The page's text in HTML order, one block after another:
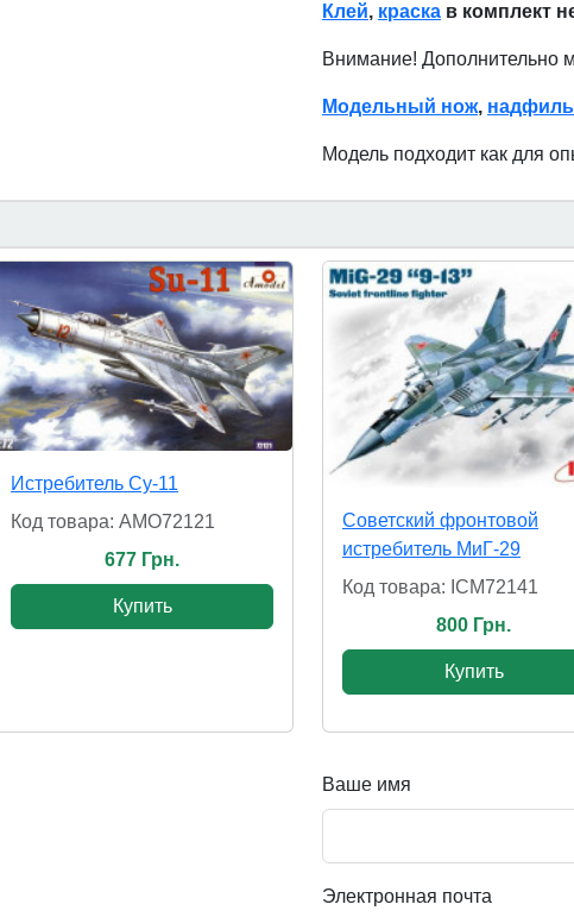
Клей, краска в комплект
Внимание! Дополнительно
Модельный нож, надфиль
Модель подходит как для
Истребитель Су-11
Код товара: AMO72121
677 Грн.
Купить
Cоветский фронтовой
истребитель МиГ-29
Код товара: ICM72141
800 Грн.
Купить
Ваше имя
Электронная почта